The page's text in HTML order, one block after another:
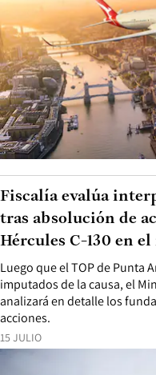
15 JULIO
Luego que el TOP de Punta
imputados de la causa, el
analizará en detalle los
acciones.
Fiscalía evalúa
tras absolución de
Hércules C-130 en